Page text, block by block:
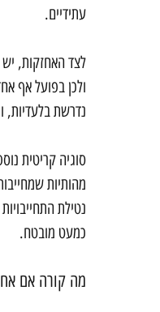
עתידיים.
לצד האחזקות,
ולכן בפועל אף
נדרשת
סוגיה קריטית
מהותיות
נטילת
כמעט מובטח.
מה קורה אם